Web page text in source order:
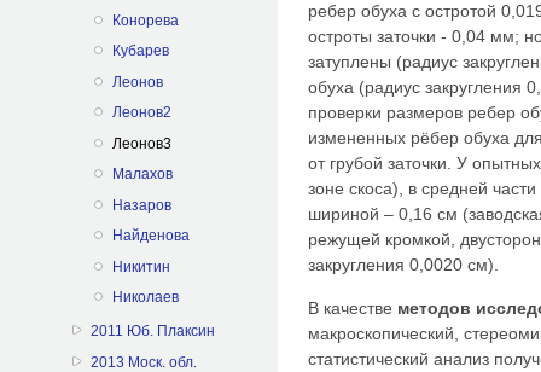
Конорева
Кубарев
Леонов
Леонов2
Леонов3
Малахов
Назаров
Найденова
Никитин
Николаев
2011 Юб. Плаксин
2013 Моск. обл.
ребер обуха с остротой
остроты заточки - 0,04 мм;
затуплены (радиус
обуха (радиус закругления
проверки размеров ребер
измененных рёбер обуха
от грубой заточки. У
зоне скоса), в средней
шириной – 0,16 см
режущей кромкой,
закругления 0,0020 см).
В качестве методов
макроскопический,
статистический анализ